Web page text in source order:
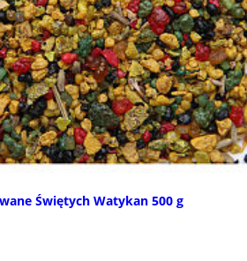
Świętych Watykan 500 g